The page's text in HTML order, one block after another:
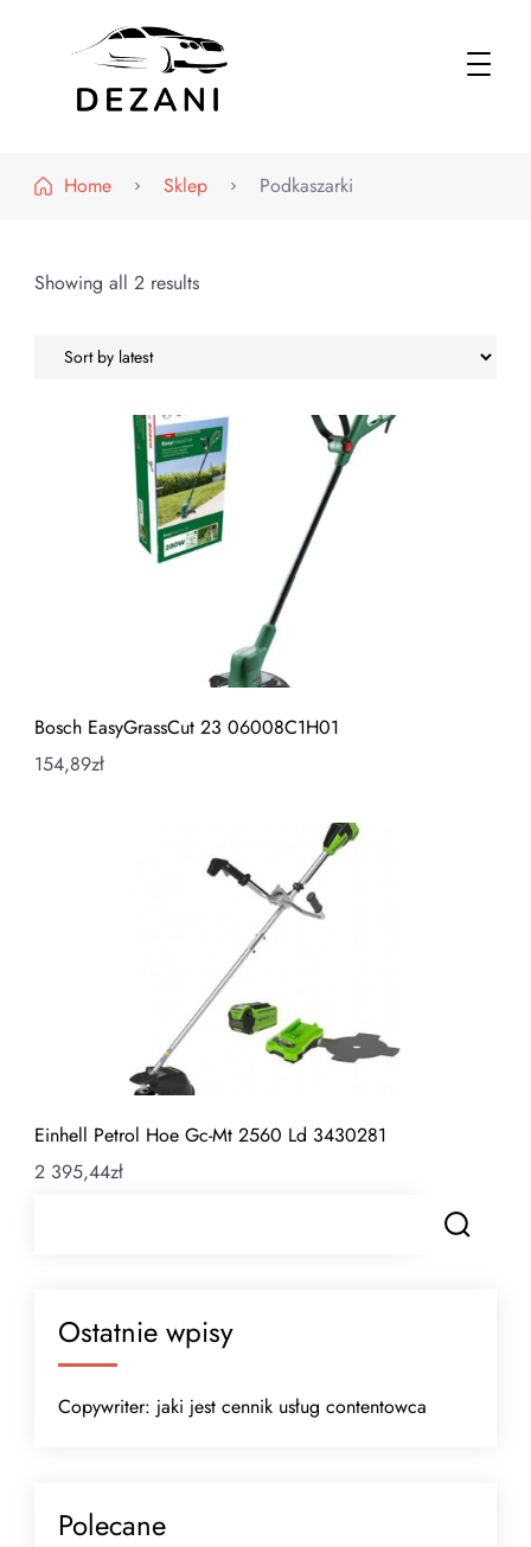
Home
Sklep Podkaszarki
Showing all 2 results
Bosch EasyGrassCut 23 06008C1H01
154,89zł
Einhell Petrol Hoe Gc-Mt 2560 Ld 3430281
2 395,44zł
Ostatnie wpisy
Copywriter: jaki jest cennik usług contentowca
Polecane